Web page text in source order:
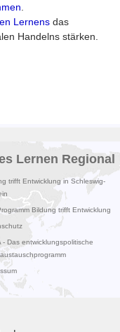
Lernensdas
Handelns stärken.
Lernen Regional
trifft Entwicklung in Schleswig-
Bildung trifft Entwicklung
- Das entwicklungspolitische